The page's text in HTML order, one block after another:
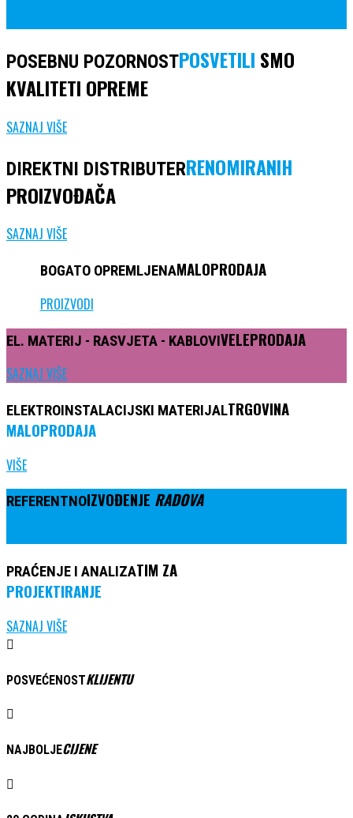
POSEBNU POZORNOSTPOSVETILI SMO
KVALITETI OPREME
SAZNAJ VIŠE
DIREKTNI DISTRIBUTERRENOMIRANIH
PROIZVOĐAČA
SAZNAJ VIŠE
BOGATO OPREMLJENAMALOPRODAJA
PROIZVODI
EL. MATERIJ - RASVJETA - KABLOVIVELEPRODAJA
SAZNAJ VIŠE
ELEKTROINSTALACIJSKI MATERIJALTRGOVINA
MALOPRODAJA
VIŠE
REFERENTNOIZVOĐENJE RADOVA
PRAĆENJE I ANALIZATIM ZA
PROJEKTIRANJE
SAZNAJ VIŠE
POSVEĆENOSTKLIJENTU
NAJBOLJECIJENE